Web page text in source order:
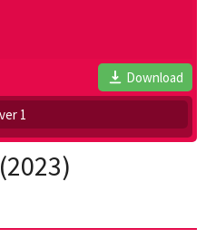
Download
1